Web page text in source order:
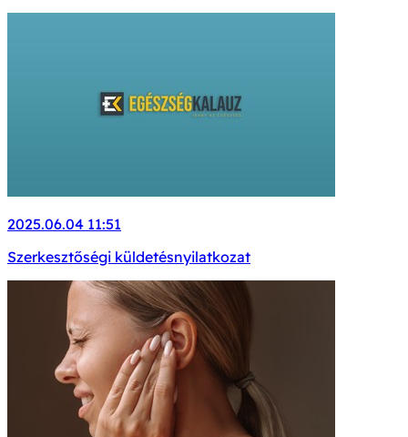
2025.06.04 11:51
Szerkesztőségi küldetésnyilatkozat